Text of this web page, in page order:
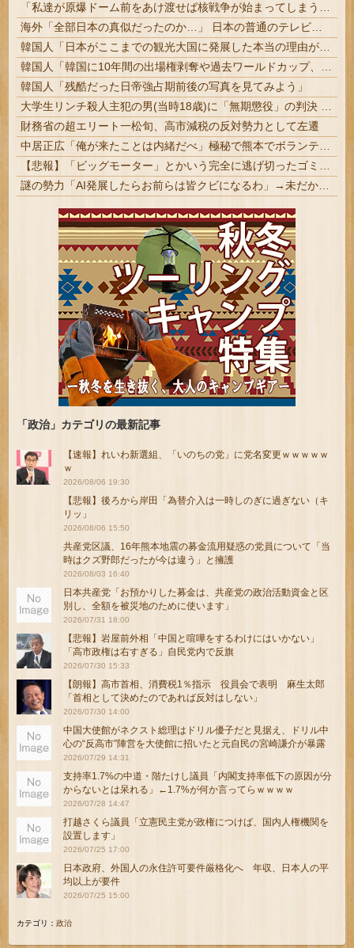
「私達が原爆ドーム前をあけ渡せば核戦争が始まってしまう」と訴える市民団体、それを聞いた被爆3世の人が……
海外「全部日本の真似だったのか…」 日本の普通のテレビ番組が最新SNSの数十年先を行っていたと話題に
韓国人「日本がここまでの観光大国に発展した本当の理由がこちら…」→「昔から日本は愛されてた…（ブルブル」＝韓国の反応
韓国人「韓国に10年間の出場権剥奪や過去ワールドカップ、オリンピック予選の記録削除を要求するFIFA公式制裁を海外メディアが報道！」
韓国人「残酷だった日帝強占期前後の写真を見てみよう」
大学生リンチ殺人主犯の男(当時18歳)に「無期懲役」の判決 #江別事件
財務省の超エリート一松旬、高市減税の反対勢力として左遷
中居正広「俺が来たことは内緒だべ」極秘で熊本でボランティアをしていたｗｗｗｗｗ
【悲報】「ビッグモーター」とかいう完全に逃げ切ったゴミクズｗｗｗｗｗ
謎の勢力「AI発展したらお前らは皆クビになるわ」→未だかつてAIのせいで失業したG民が0人の理由
「政治」カテゴリの最新記事
【速報】れいわ新選組、「いのちの党」に党名変更ｗｗｗｗｗ
ｗ
2026/08/06 19:30
【悲報】後ろから岸田「為替介入は一時しのぎに過ぎない（キ
リッ」
2026/08/06 15:50
共産党区議、16年熊本地震の募金流用疑惑の党員について「当
時はクズ野郎だったが今は違う」と擁護
2026/08/03 16:40
日本共産党「お預かりした募金は、共産党の政治活動資金と区
別し、全額を被災地のために使います」
2026/07/31 18:00
【悲報】岩屋前外相「中国と喧嘩をするわけにはいかない」
「高市政権は右すぎる」自民党内で反旗
2026/07/30 15:33
【朗報】高市首相、消費税1％指示 役員会で表明 麻生太郎
「首相として決めたのであれば反対はしない」
2026/07/30 14:00
中国大使館がネクスト総理はドリル優子だと見据え、ドリル中
心の“反高市”陣営を大使館に招いたと元自民の宮崎謙介が暴露
2026/07/29 14:31
支持率1.7%の中道・階たけし議員「内閣支持率低下の原因が分
からないとは呆れる」←1.7%が何か言ってらｗｗｗｗ
2026/07/28 14:47
打越さくら議員「立憲民主党が政権につけば、国内人権機関を
設置します」
2026/07/25 17:00
日本政府、外国人の永住許可要件厳格化へ 年収、日本人の平
均以上が要件
2026/07/25 15:00
カテゴリ：政治